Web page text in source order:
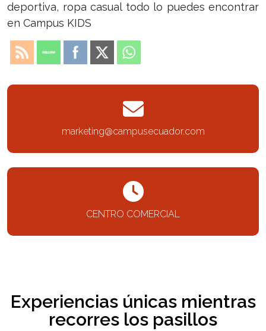
deportiva, ropa casual todo lo puedes encontrar
en Campus KIDS
marketing@campusecuador.com
CENTRO COMERCIAL
Experiencias únicas mientras
recorres los pasillos